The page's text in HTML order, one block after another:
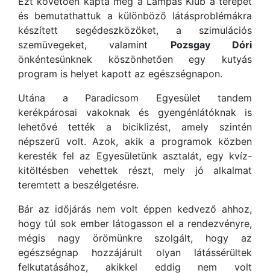
és bemutathattuk a különböző látásproblémákra
készített segédeszközöket, a szimulációs
szemüvegeket, valamint Pozsgay Dóri
önkéntesünknek köszönhetően egy kutyás
program is helyet kapott az egészségnapon.
Utána a Paradicsom Egyesület tandem
kerékpárosai vakoknak és gyengénlátóknak is
lehetővé tették a biciklizést, amely szintén
népszerű volt. Azok, akik a programok közben
keresték fel az Egyesületünk asztalát, egy kvíz-
kitöltésben vehettek részt, mely jó alkalmat
teremtett a beszélgetésre.
Bár az időjárás nem volt éppen kedvező ahhoz,
hogy túl sok ember látogasson el a rendezvényre,
mégis nagy örömünkre szolgált, hogy az
egészségnap hozzájárult olyan látássérültek
felkutatásához, akikkel eddig nem volt